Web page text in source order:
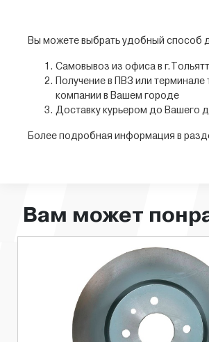
Вы можете выбрать удобный способ
Самовывоз из офиса в
Получение в ПВЗ или терминале
компании в Вашем городе
Доставку курьером до Вашего
Более подробная информация в
Вам может